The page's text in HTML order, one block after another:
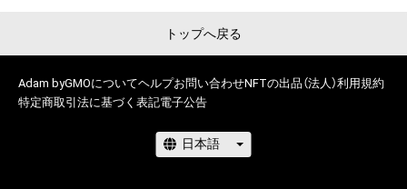
トップへ戻る
Adam byGMOについてヘルプお問い合わせNFTの出品（法人）利用規約
特定商取引法に基づく表記電子公告